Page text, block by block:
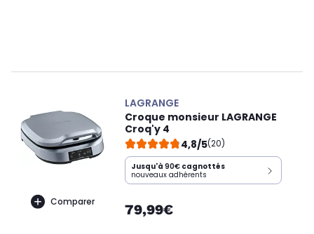
Comparer
LAGRANGE
Croque monsieur LAGRANGE
Croq'y 4
4,8/5(20)
Jusqu'à 90€ cagnottés
nouveaux adhérents
79,99€